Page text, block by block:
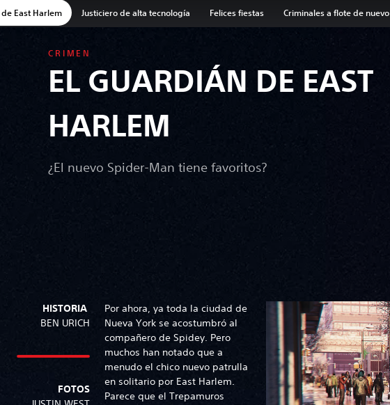
East Harlem Justiciero de alta tecnología Felices fiestas Criminales a flote de nuevo
CRIMEN
EL GUARDIÁN DE EAST
HARLEM
¿El nuevo Spider-Man tiene favoritos?
HISTORIA
BEN URICH
FOTOS
Por ahora, ya toda la ciudad de
Nueva York se acostumbró al
compañero de Spidey. Pero
muchos han notado que a
menudo el chico nuevo patrulla
en solitario por East Harlem.
Parece que el Trepamuros